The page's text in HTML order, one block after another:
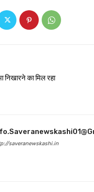
निखारने का मिल रहा
saveranewskashi.in